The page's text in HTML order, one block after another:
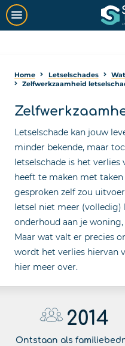
Home Letselschades
Zelfwerkzaamheid
Letselschade kan jouw
minder bekende, maar
letselschade is het
heeft te maken met
gesproken zelf zou
letsel niet meer (volledig)
onderhoud aan je
Maar wat valt er precies
wordt het verlies hiervan
hier meer over.
2014
Ontstaan als